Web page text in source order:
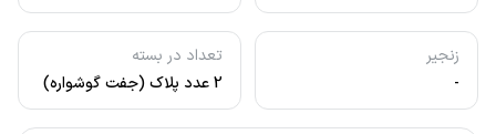
زنجیر
-
تعداد در بسته
2 عدد پلاک (جفت گوشواره)